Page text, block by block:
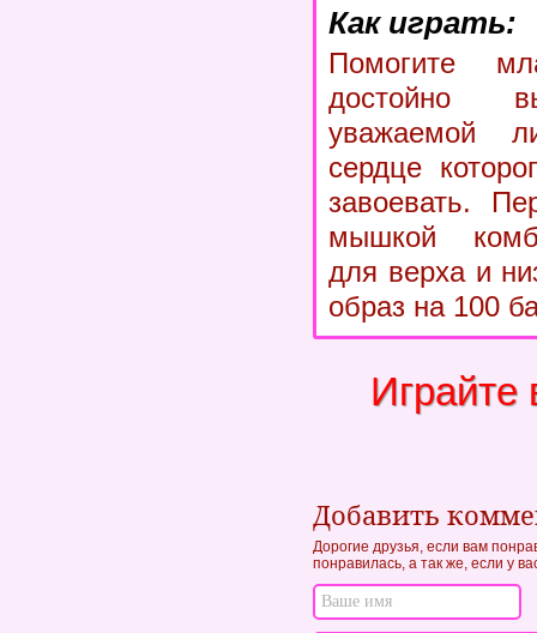
Как играть:
Помогите
достойно
уважаемой
сердце
завоевать.
мышкой
для верха и
образ на 100
Играйте
Добавить
Дорогие друзья, если вам
понравилась, а так же, если у